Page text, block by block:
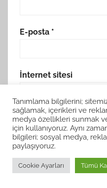
E-posta *
İnternet sitesi
Daha sonraki
adım, e-posta adresim
tarayıcıya kaydedilsin.
Tanımlama bilgilerini;
sağlamak, içerikleri ve
medya özellikleri sunmak
için kullanıyoruz. Aynı
bilgileri; sosyal medya,
paylaşıyoruz.
Cookie Ayarları Tümü